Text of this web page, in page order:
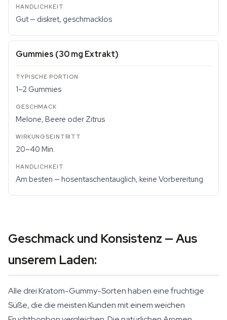
Gut — diskret, geschmacklos
Gummies (30 mg Extrakt)
1–2 Gummies
Melone, Beere oder Zitrus
20–40 Min.
Am besten — hosentaschentauglich, keine Vorbereitung
Geschmack und Konsistenz — Aus
unserem Laden:
Alle drei Kratom-Gummy-Sorten haben eine fruchtige
Süße, die die meisten Kunden mit einem weichen